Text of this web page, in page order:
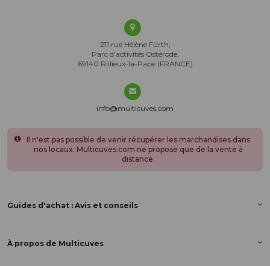
211 rue Hélène Fürth,
Parc d'activités Ostérode,
69140 Rillieux-la-Pape (FRANCE)
info@multicuves.com
Il n'est pas possible de venir récupérer les marchandises dans
nos locaux. Multicuves.com ne propose que de la vente à
distance.
Guides d'achat : Avis et conseils
À propos de Multicuves